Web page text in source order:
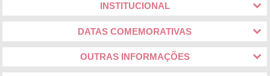
INSTITUCIONAL
DATAS COMEMORATIVAS
OUTRAS INFORMAÇÕES